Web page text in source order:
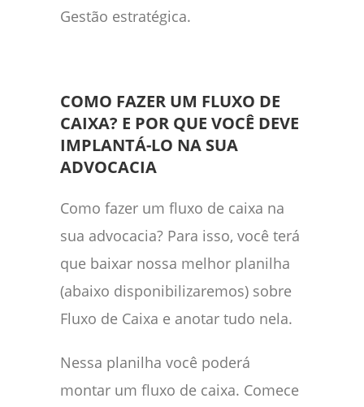
Gestão estratégica.
COMO FAZER UM FLUXO DE
CAIXA? E POR QUE VOCÊ DEVE
IMPLANTÁ-LO NA SUA
ADVOCACIA
Como fazer um fluxo de caixa na
sua advocacia? Para isso, você terá
que baixar nossa melhor planilha
(abaixo disponibilizaremos) sobre
Fluxo de Caixa e anotar tudo nela.
Nessa planilha você poderá
montar um fluxo de caixa. Comece